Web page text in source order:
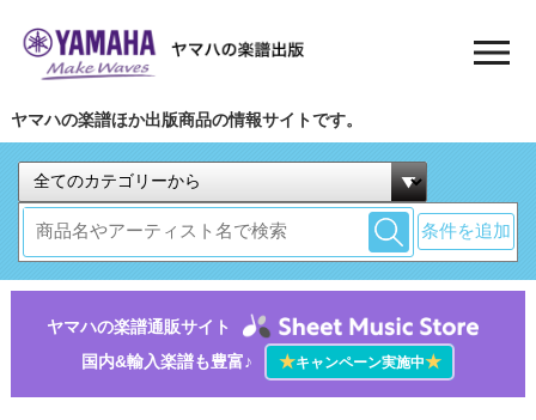
ヤマハの楽譜ほか出版商品の情報サイトです。
条件を追加
ヤマハの楽譜通販サイト
国内&輸入楽譜も豊富♪
★キャンペーン実施中★